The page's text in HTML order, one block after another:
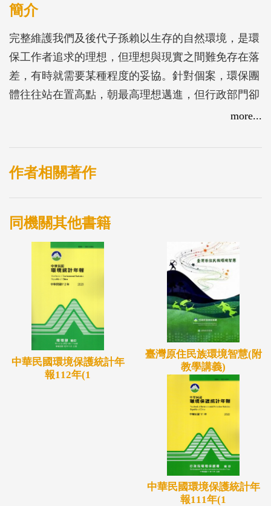
簡介
完整維護我們及後代子孫賴以生存的自然環境，是環
保工作者追求的理想，但理想與現實之間難免存在落
差，有時就需要某種程度的妥協。針對個案，環保團
體往往站在置高點，朝最高理想邁進，但行政部門卻
得考量不同利益的相關各方，經常得作出妥協，因此
觀條件下，各方都能接受的可行方案。
民主社會的公共政策要在法律基礎下作決定，而法律
就是交付公民投票，讓所有公民一人一票作出決定。
在這兩個極端之間，還有許多決策方式，例如由議會
決定的代議制度；以及環保署採行的環境影響評估制
度，例如公民咖啡館、公民共識會議、專家代理會
議、專家審議會議或是研商公聽會議等。
more...
作者相關著作
同機關其他書籍
中華民國環境保護統計年
報112年(1
臺灣原住民族環境智慧(附
教學講義)
中華民國環境保護統計年
報111年(1